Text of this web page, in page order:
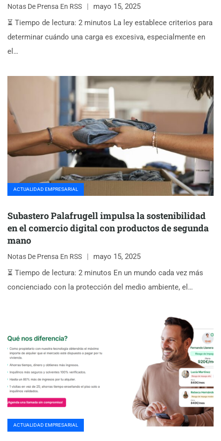
Notas De Prensa En RSS
mayo 15, 2025
⏳ Tiempo de lectura: 2 minutos La ley establece criterios para
determinar cuándo una carga es excesiva, especialmente en
el…
ACTUALIDAD EMPRESARIAL
Subastero Palafrugell impulsa la sostenibilidad
en el comercio digital con productos de segunda
mano
Notas De Prensa En RSS
mayo 15, 2025
⏳ Tiempo de lectura: 2 minutos En un mundo cada vez más
concienciado con la protección del medio ambiente, el…
ACTUALIDAD EMPRESARIAL